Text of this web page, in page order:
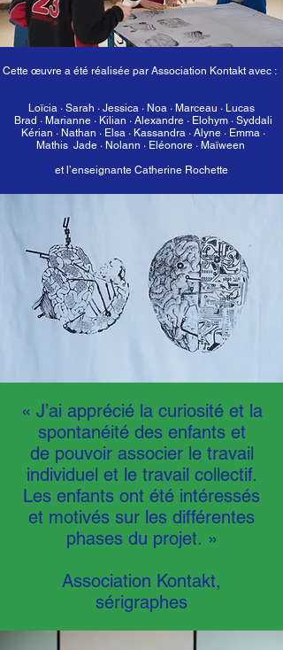
Cette œuvre a été réalisée par Association Kontakt avec :
Loïcia · Sarah · Jessica · Noa · Marceau · Lucas
Brad · Marianne · Kilian · Alexandre · Elohym · Syddali
Kérian · Nathan · Elsa · Kassandra · Alyne · Emma ·
Mathis Jade · Nolann · Eléonore · Maïween
et l’enseignante Catherine Rochette
« J’ai apprécié la curiosité et la
spontanéité des enfants et
de pouvoir associer le travail
individuel et le travail collectif.
Les enfants ont été intéressés
et motivés sur les différentes
phases du projet. »
Association Kontakt,
sérigraphes